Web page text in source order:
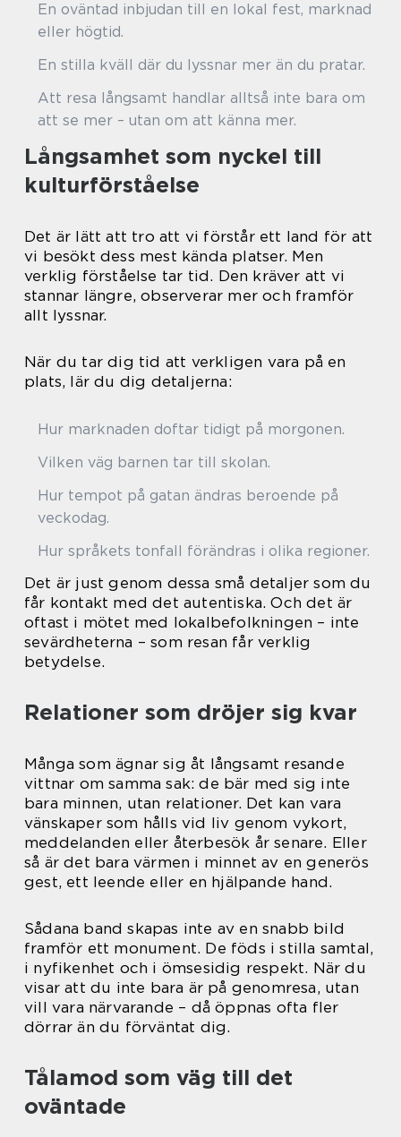
En oväntad inbjudan till en lokal fest, marknad
eller högtid.
En stilla kväll där du lyssnar mer än du pratar.
Att resa långsamt handlar alltså inte bara om
att se mer – utan om att känna mer.
Långsamhet som nyckel till
kulturförståelse
Det är lätt att tro att vi förstår ett land för att
vi besökt dess mest kända platser. Men
verklig förståelse tar tid. Den kräver att vi
stannar längre, observerar mer och framför
allt lyssnar.
När du tar dig tid att verkligen vara på en
plats, lär du dig detaljerna:
Hur marknaden doftar tidigt på morgonen.
Vilken väg barnen tar till skolan.
Hur tempot på gatan ändras beroende på
veckodag.
Hur språkets tonfall förändras i olika regioner.
Det är just genom dessa små detaljer som du
får kontakt med det autentiska. Och det är
oftast i mötet med lokalbefolkningen – inte
sevärdheterna – som resan får verklig
betydelse.
Relationer som dröjer sig kvar
Många som ägnar sig åt långsamt resande
vittnar om samma sak: de bär med sig inte
bara minnen, utan relationer. Det kan vara
vänskaper som hålls vid liv genom vykort,
meddelanden eller återbesök år senare. Eller
så är det bara värmen i minnet av en generös
gest, ett leende eller en hjälpande hand.
Sådana band skapas inte av en snabb bild
framför ett monument. De föds i stilla samtal,
i nyfikenhet och i ömsesidig respekt. När du
visar att du inte bara är på genomresa, utan
vill vara närvarande – då öppnas ofta fler
dörrar än du förväntat dig.
Tålamod som väg till det
oväntade